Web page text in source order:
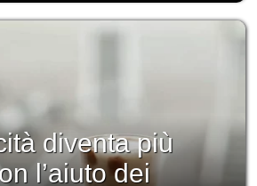
diventa più
l’aiuto dei